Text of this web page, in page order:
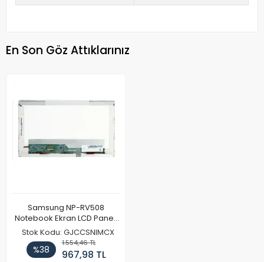
En Son Göz Attıklarınız
Samsung NP-RV508
Notebook Ekran LCD Paneli
(Ref)
Stok Kodu: GJCCSNIMCX
%38
1.554,46 TL
967,98 TL